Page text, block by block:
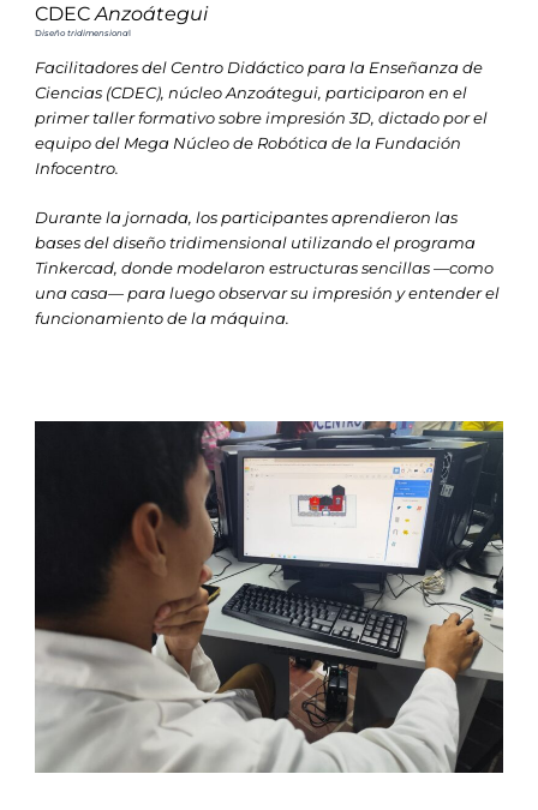
CDECAnzoátegui
Diseño tridimensional
Facilitadores del Centro Didáctico para la Enseñanza de
Ciencias (CDEC), núcleo Anzoátegui, participaron en el
primer taller formativo sobre impresión 3D, dictado por el
equipo del Mega Núcleo de Robótica de la Fundación
Infocentro.
Durante la jornada, los participantes aprendieron las
bases del diseño tridimensional utilizando el programa
Tinkercad, donde modelaron estructuras sencillas —como
una casa— para luego observar su impresión y entender el
funcionamiento de la máquina.